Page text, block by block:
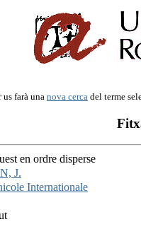
farà una nova cerca del terme
en ordre disperse
J.
Internationale